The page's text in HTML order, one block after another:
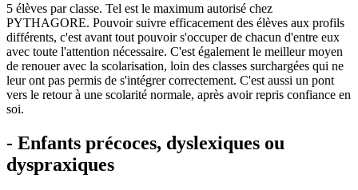
5 élèves par classe. Tel est le maximum autorisé chez
PYTHAGORE. Pouvoir suivre efficacement des élèves aux profils
différents, c'est avant tout pouvoir s'occuper de chacun d'entre eux
avec toute l'attention nécessaire. C'est également le meilleur moyen
de renouer avec la scolarisation, loin des classes surchargées qui ne
leur ont pas permis de s'intégrer correctement. C'est aussi un pont
vers le retour à une scolarité normale, après avoir repris confiance en
soi.
- Enfants précoces, dyslexiques ou
dyspraxiques